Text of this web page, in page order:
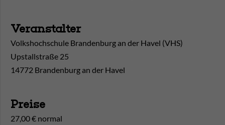
Veranstalter
Volkshochschule Brandenburg an der Havel (VHS)
Upstallstraße 25
14772 Brandenburg an der Havel
Preise
27,00 € normal